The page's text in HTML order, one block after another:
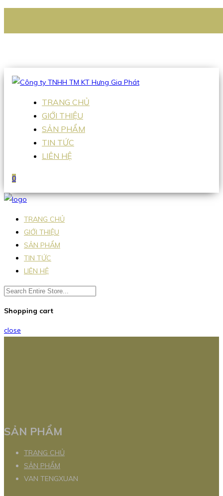
Hotline:0938 336 079
TRANG CHỦ
GIỚI THIỆU
SẢN PHẨM
TIN TỨC
LIÊN HỆ
0
TRANG CHỦ
GIỚI THIỆU
SẢN PHẨM
TIN TỨC
LIÊN HỆ
Shopping cart
close
SẢN PHẨM
TRANG CHỦ
SẢN PHẨM
VAN TENGXUAN